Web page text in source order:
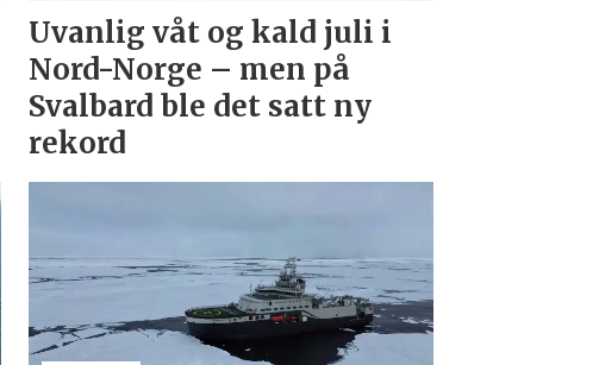
Uvanlig våt og kald juli i
Nord-Norge – men på
Svalbard ble det satt ny
rekord